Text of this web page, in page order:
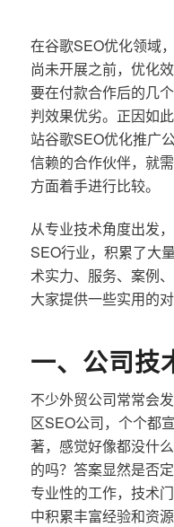
在谷歌SEO优化领域
尚未开展之前，优化
要在付款合作后的几
判效果优劣。正因如
站谷歌SEO优化推广
信赖的合作伙伴，就
方面着手进行比较。
从专业技术角度出发
SEO行业，积累了大
术实力、服务、案例
大家提供一些实用的对
一、公司技
不少外贸公司常常会
区SEO公司，个个都
著，感觉好像都没什
的吗？答案显然是否
专业性的工作，技术
中积累丰富经验和资